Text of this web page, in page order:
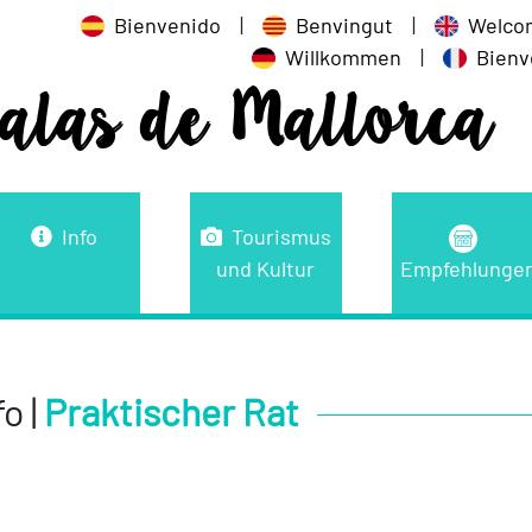
Bienvenido | Benvingut |
Willkommen
|
de Mallorca
Info
Tourismus
und Kultur
| Praktischer Rat